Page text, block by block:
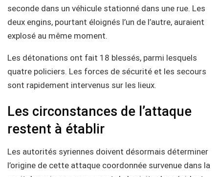
seconde dans un véhicule stationné dans une rue. Les
deux engins, pourtant éloignés l’un de l’autre, auraient
explosé au même moment.
Les détonations ont fait 18 blessés, parmi lesquels
quatre policiers. Les forces de sécurité et les secours
sont rapidement intervenus sur les lieux.
Les circonstances de l’attaque
restent à établir
Les autorités syriennes doivent désormais déterminer
l’origine de cette attaque coordonnée survenue dans la